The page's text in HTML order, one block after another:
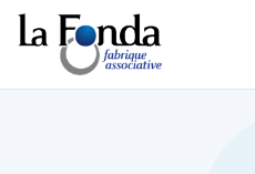
Aller
au
contenu
principal